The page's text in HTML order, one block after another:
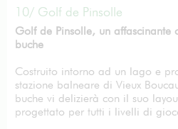
10/ Golf de Pinsolle
Golf de Pinsolle, un
buche
Costruito intorno ad un lago e
stazione balneare di Vieux
buche vi delizierà con il suo
progettato per tutti i livelli di